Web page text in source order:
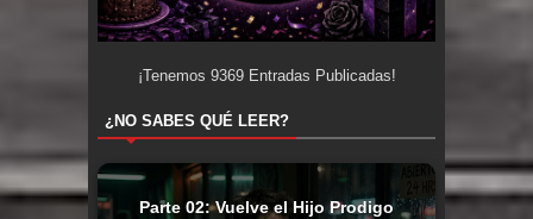
¡Tenemos 9369Entradas Publicadas!
¿NO SABES QUÉ LEER?
Parte 02: Vuelve el Hijo Prodigo